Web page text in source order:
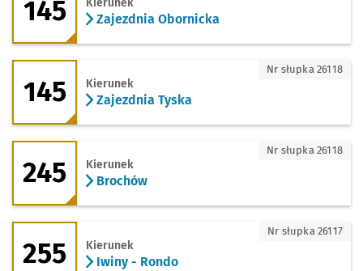
145 Kierunek
Zajezdnia Obornicka
145 - kierunek Zajezdnia Tyska
145 Kierunek
Zajezdnia Tyska
Nr słupka 26118
245 - kierunek Brochów
245 Kierunek
Brochów
Nr słupka 26118
255 - kierunek Iwiny - Rondo
255 Kierunek
Iwiny - Rondo
Nr słupka 26117